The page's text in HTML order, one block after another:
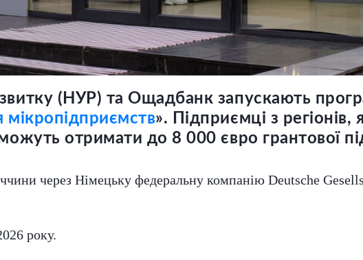
(НУР) та Ощадбанк запускають
мікропідприємств». Підприємці з регіонів,
отримати до 8 000 євро грантової
через Німецьку федеральну компанію Deutsche
року.